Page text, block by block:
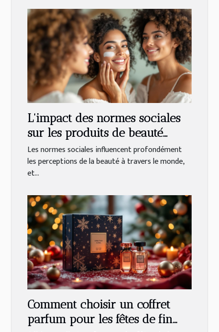
L'impact des normes sociales
sur les produits de beauté
blanchissants
Les normes sociales influencent profondément
les perceptions de la beauté à travers le monde,
et...
Comment choisir un coffret
parfum pour les fêtes de fin